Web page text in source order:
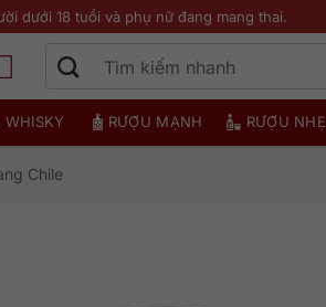
dưới 18 tuổi và phụ nữ đang mang thai.
WHISKY RƯỢU MẠNH RƯỢU NHẸ
Chile